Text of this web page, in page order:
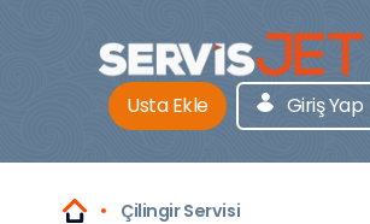
Usta Ekle Giriş Yap
Çilingir Servisi